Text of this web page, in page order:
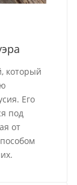
который
Его
под
от